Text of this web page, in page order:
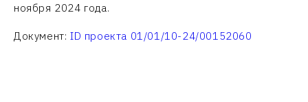
ноября 2024 года.
Документ: ID проекта 01/01/10-24/00152060